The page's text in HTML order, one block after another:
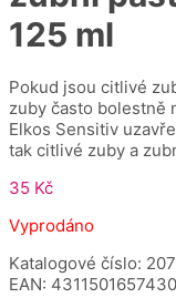
125 ml
Pokud jsou citlivé
zuby často bolestně
Elkos Sensitiv
tak citlivé zuby a
35 Kč
Vyprodáno
Katalogové číslo: 207
EAN: 4311501657430